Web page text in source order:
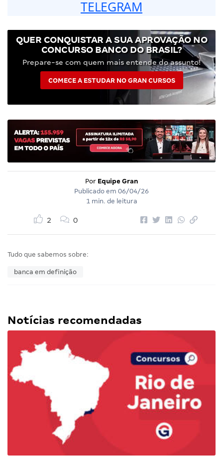
TELEGRAM
QUER CONQUISTAR A SUA APROVAÇÃO NO
CONCURSO BANCO DO BRASIL?
Prepare-se com quem mais entende do assunto!
COMECE A ESTUDAR NO GRAN CURSOS
Por Equipe Gran
Publicado em 06/04/26
1 min. de leitura
2 0
Tudo que sabemos sobre:
banca em definição
Notícias recomendadas